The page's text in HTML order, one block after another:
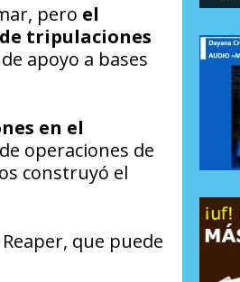
pero el
tripulaciones
apoyo a bases
en el
operaciones de
construyó el
que puede